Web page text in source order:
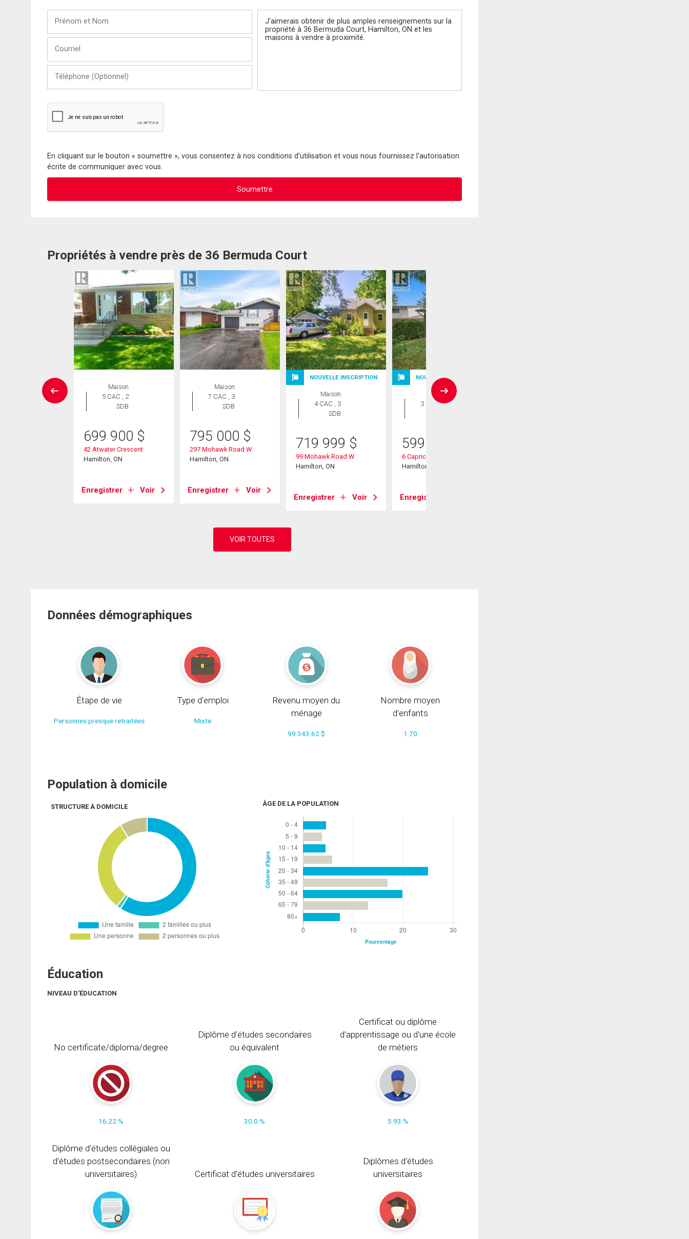
Nom
(Optionnel)
En cliquant sur le bouton « soumettre », vous consentez à nos conditions d'utilisation et vous nous fournissez l'autorisation
écrite de communiquer avec vous.
Propriétés à vendre près de 36 Bermuda Court
Maison
5 CAC , 2
SDB
699 900 $
42 Atwater Crescent
Hamilton, ON
Enregistrer Voir
Maison
7 CAC , 3
SDB
795 000 $
297 Mohawk Road W
Hamilton, ON
Enregistrer Voir
NOUVELLE INSCRIPTION
Maison
4 CAC , 3
SDB
719 999 $
99 Mohawk Road W
Hamilton, ON
Enregistrer Voir
NOUVELLE INSCRIPTION
Maison
3 CAC , 2
599 900
6 Caprice Court
Hamilton, ON
Enregistrer
Données démographiques
Étape de vie
Personnes presque retraitées
Type d'emploi
Mixte
Revenu moyen du
ménage
99 343.62 $
Nombre moyen
d'enfants
1.70
Population à domicile
STRUCTURE À DOMICILE ÂGE DE LA POPULATION
Éducation
NIVEAU D'ÉDUCATION
No certificate/diploma/degree
16.22 %
Diplôme d'études secondaires
ou équivalent
30.0 %
Certificat ou diplôme
d'apprentissage ou d'une école
de métiers
5.93 %
Diplôme d'études collégiales ou
d'études postsecondaires (non
universitaires)
Certificat d'études universitaires
Diplômes d'études
universitaires